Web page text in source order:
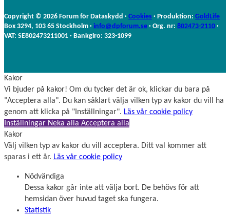
a
m
n
Copyright © 2026 Forum för Dataskydd · Cookies · Produktion: GoldLife
Box 3294, 103 65 Stockholm · info@dpforum.se · Org. nr: 802473-2110 ·
VAT: SE802473211001 · Bankgiro: 323-1099
Kakor
Vi bjuder på kakor! Om du tycker det är ok, klickar du bara på
"Acceptera alla". Du kan såklart välja vilken typ av kakor du vill ha
genom att klicka på "Inställningar". Läs vår cookie policy
Inställningar Neka alla Acceptera alla
Kakor
Välj vilken typ av kakor du vill acceptera. Ditt val kommer att
sparas i ett år. Läs vår cookie policy
Nödvändiga
Dessa kakor går inte att välja bort. De behövs för att
hemsidan över huvud taget ska fungera.
Statistik